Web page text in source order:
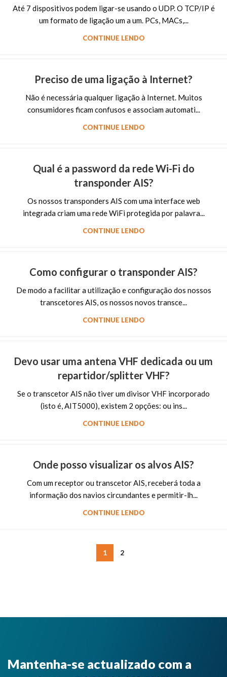
Até 7 dispositivos podem ligar-se usando o UDP. O TCP/IP é
um formato de ligação um a um. PCs, MACs,...
CONTINUE LENDO
Preciso de uma ligação à Internet?
Não é necessária qualquer ligação à Internet. Muitos
consumidores ficam confusos e associam automati...
CONTINUE LENDO
Qual é a password da rede Wi-Fi do
transponder AIS?
Os nossos transponders AIS com uma interface web
integrada criam uma rede WiFi protegida por palavra...
CONTINUE LENDO
Como configurar o transponder AIS?
De modo a facilitar a utilização e configuração dos nossos
transcetores AIS, os nossos novos transce...
CONTINUE LENDO
Devo usar uma antena VHF dedicada ou um
repartidor/splitter VHF?
Se o transcetor AIS não tiver um divisor VHF incorporado
(isto é, AIT5000), existem 2 opções: ou ins...
CONTINUE LENDO
Onde posso visualizar os alvos AIS?
Com um receptor ou transcetor AIS, receberá toda a
informação dos navios circundantes e permitir-lh...
CONTINUE LENDO
1 2
Mantenha-se actualizado com a